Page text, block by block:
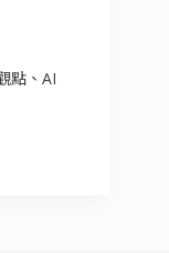
點、AI